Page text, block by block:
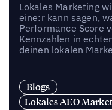
Lokales Marketing
eine:r kann sagen,
Performance Score
Kennzahlen in
deinen lokalen
Blogs
Lokales AEO